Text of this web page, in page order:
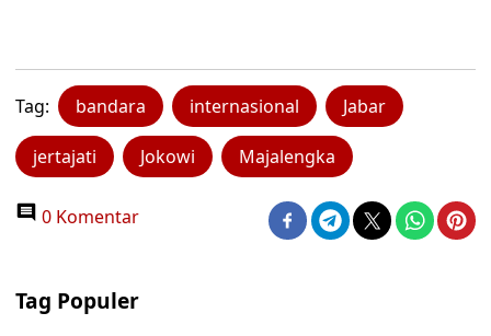
Tag: bandara internasional Jabar
jertajati Jokowi Majalengka
0 Komentar
Tag Populer